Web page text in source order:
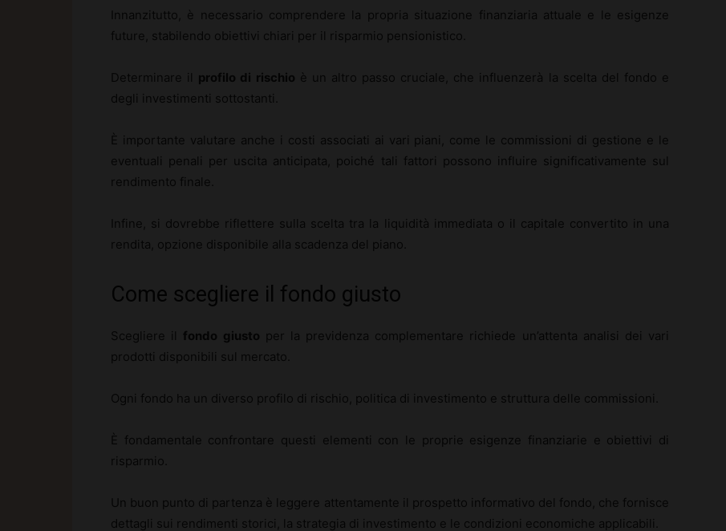
Innanzitutto, è necessario comprendere la propria situazione finanziaria attuale e le esigenze
future, stabilendo obiettivi chiari per il risparmio pensionistico.
Determinare il profilo di rischio è un altro passo cruciale, che influenzerà la scelta del fondo e
degli investimenti sottostanti.
È importante valutare anche i costi associati ai vari piani, come le commissioni di gestione e le
eventuali penali per uscita anticipata, poiché tali fattori possono influire significativamente sul
rendimento finale.
Infine, si dovrebbe riflettere sulla scelta tra la liquidità immediata o il capitale convertito in una
rendita, opzione disponibile alla scadenza del piano.
Come scegliere il fondo giusto
Scegliere il fondo giusto per la previdenza complementare richiede un’attenta analisi dei vari
prodotti disponibili sul mercato.
Ogni fondo ha un diverso profilo di rischio, politica di investimento e struttura delle commissioni.
È fondamentale confrontare questi elementi con le proprie esigenze finanziarie e obiettivi di
risparmio.
Un buon punto di partenza è leggere attentamente il prospetto informativo del fondo, che fornisce
dettagli sui rendimenti storici, la strategia di investimento e le condizioni economiche applicabili.